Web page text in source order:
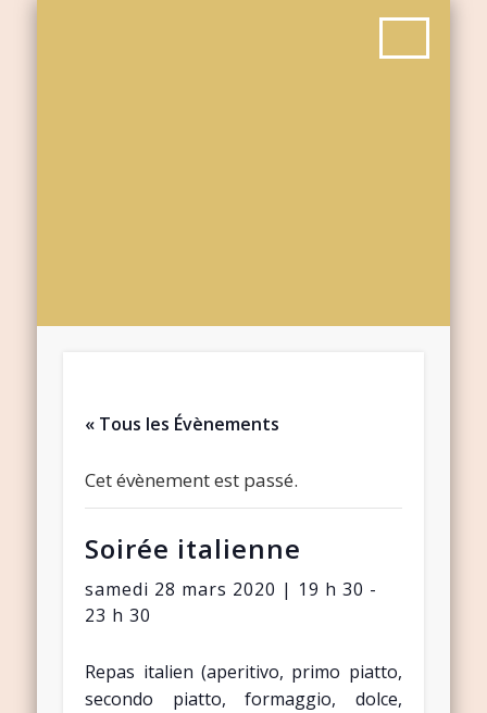
« Tous les Évènements
Cet évènement est passé.
Soirée italienne
samedi 28 mars 2020 | 19 h 30 -
23 h 30
Repas italien (aperitivo, primo piatto,
secondo piatto, formaggio, dolce,